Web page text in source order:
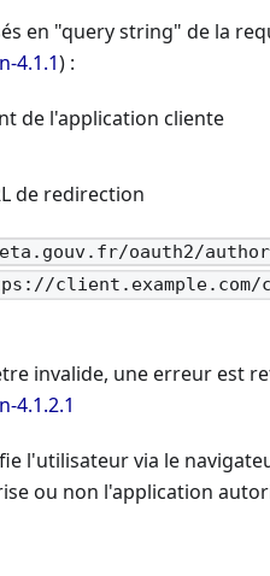
en "query string" de la
4.1.1) :
de l'application cliente
de redirection
oauth2/
client.example.com/
invalide, une erreur est
4.1.2.1
l'utilisateur via le
ou non l'application